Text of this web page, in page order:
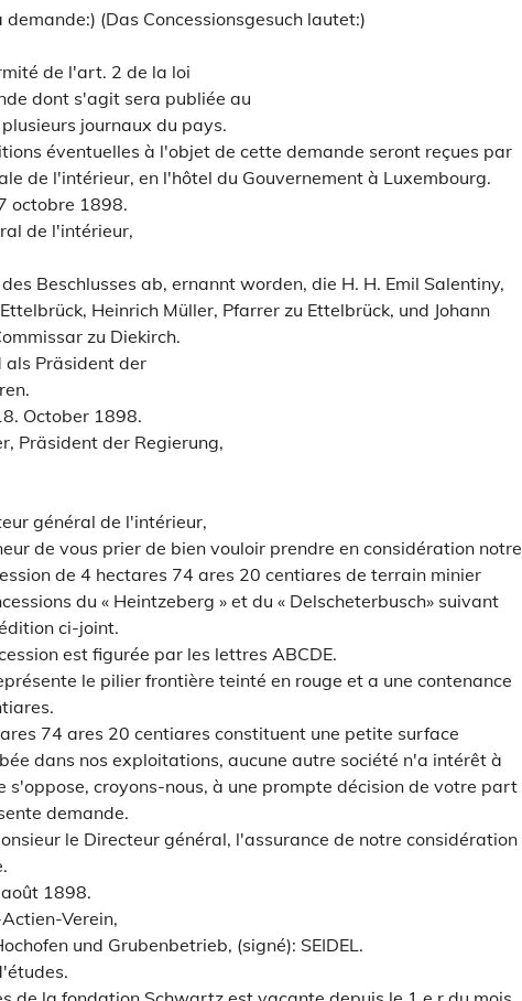
(Das Concessionsgesuch lautet:)
de l'art. 2 de la loi
dont s'agit sera publiée au
journaux du pays.
éventuelles à l'objet de cette demande seront reçues par
de l'intérieur, en l'hôtel du Gouvernement à Luxembourg.
octobre 1898.
de l'intérieur,
Beschlusses ab, ernannt worden, die H. H. Emil Salentiny,
Heinrich Müller, Pfarrer zu Ettelbrück, und Johann
zu Diekirch.
Präsident der
October 1898.
Präsident der Regierung,
général de l'intérieur,
de vous prier de bien vouloir prendre en considération notre
de 4 hectares 74 ares 20 centiares de terrain minier
du « Heintzeberg » et du « Delscheterbusch» suivant
ci-joint.
est figurée par les lettres ABCDE.
le pilier frontière teinté en rouge et a une contenance
74 ares 20 centiares constituent une petite surface
dans nos exploitations, aucune autre société n'a intérêt à
s'oppose, croyons-nous, à une prompte décision de votre part
demande.
le Directeur général, l'assurance de notre considération
1898.
Verein,
und Grubenbetrieb, (signé): SEIDEL.